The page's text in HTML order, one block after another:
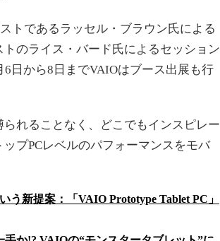
トであるラッセル・ブラウン氏による
のライス・バード氏によるセッション
日から8日までVAIOはブース出展も行
れることなく、どこでもインスピレー
プPCレベルのパフォーマンスをモバ
う新提案：「VAIO Prototype Tablet PC」